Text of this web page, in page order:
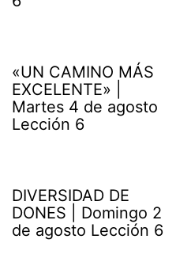
«UN CAMINO MÁS
EXCELENTE» |
Martes 4 de agosto
Lección 6
DIVERSIDAD DE
DONES | Domingo 2
de agosto Lección 6